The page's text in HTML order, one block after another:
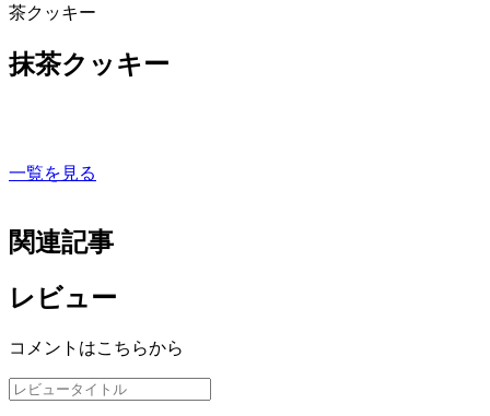
茶クッキー
抹茶クッキー
一覧を見る
関連記事
レビュー
コメントはこちらから